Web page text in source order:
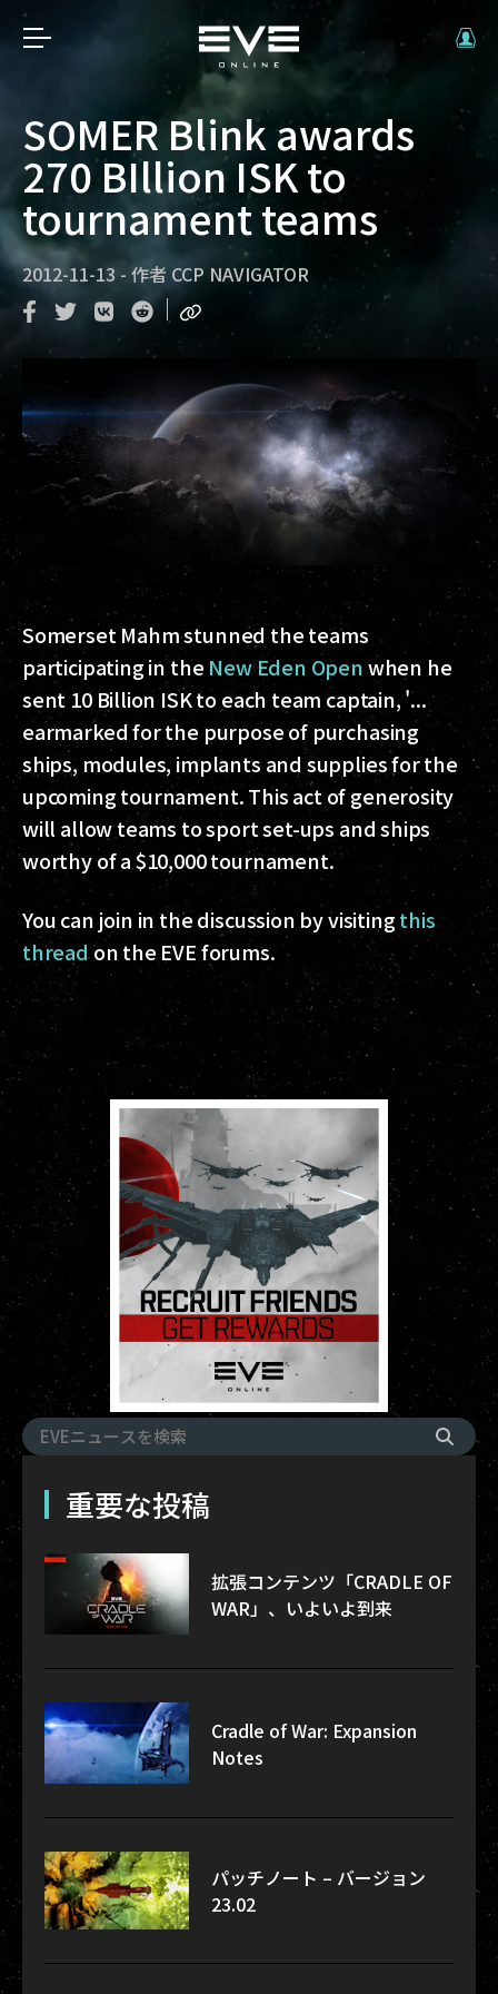
SOMER Blink awards
270 BIllion ISK to
tournament teams
2012-11-13 - 作者 CCP NAVIGATOR
Somerset Mahm stunned the teams
participating in theNew Eden Openwhen he
sent 10 Billion ISK to each team captain, '...
earmarked for the purpose of purchasing
ships, modules, implants and supplies for the
upcoming tournament. This act of generosity
will allow teams to sport set-ups and ships
worthy of a $10,000 tournament.
You can join in the discussion by visitingthis
threadon the EVE forums.
重要な投稿
拡張コンテンツ「CRADLE OF
WAR」、いよいよ到来
Cradle of War: Expansion
Notes
パッチノート – バージョン
23.02